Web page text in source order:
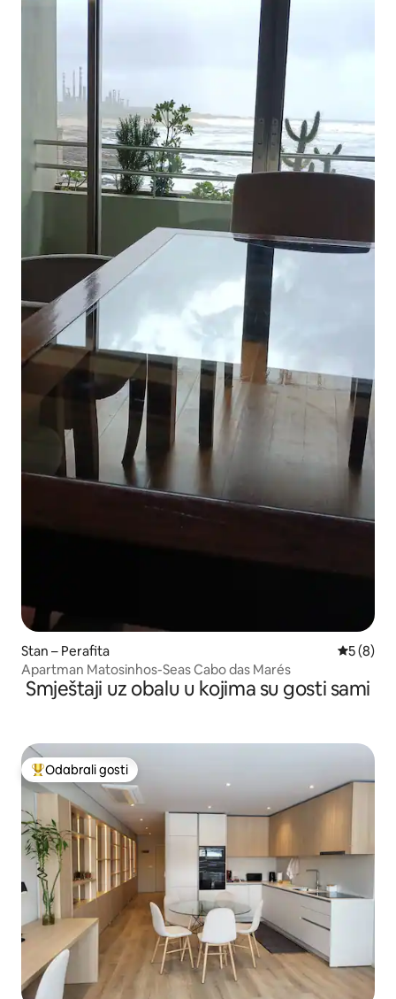
Stan – Perafita
5 (8)
Apartman Matosinhos-Seas Cabo das Marés
Smještaji uz obalu u kojima su gosti sami
Među najviše rangiranima s oznakom „Odabrali gosti”
Odabrali gosti